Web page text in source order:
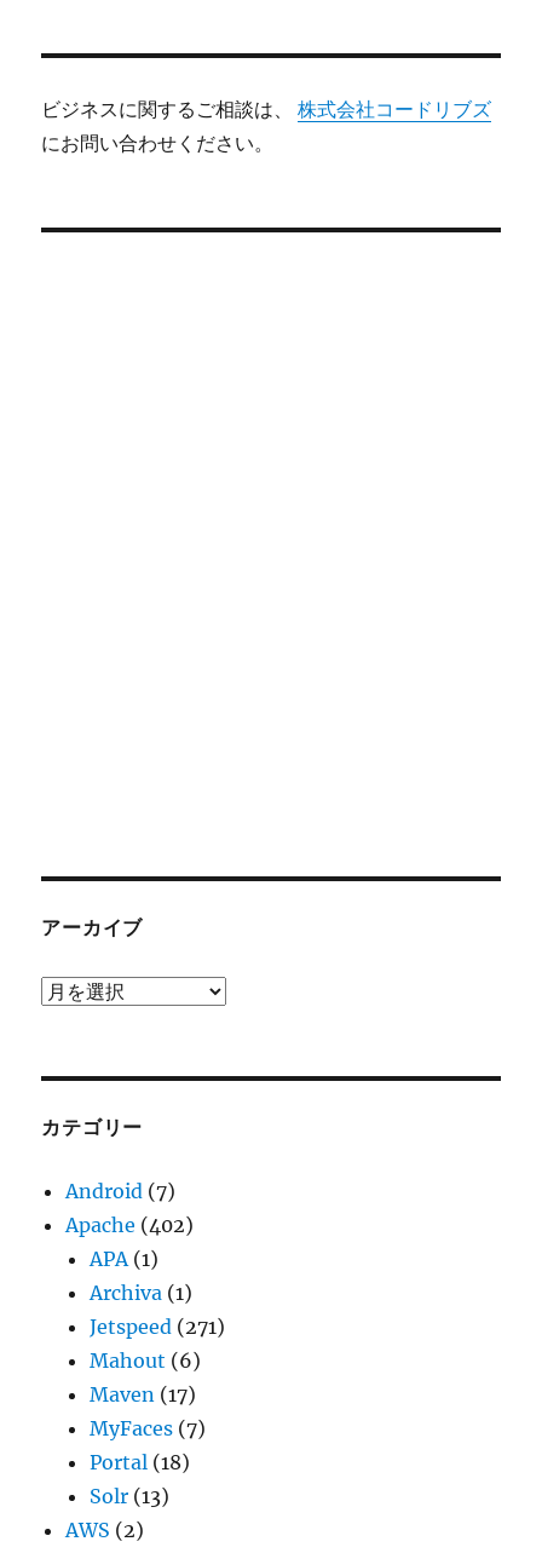
ビジネスに関するご相談は、株式会社コードリブズ
にお問い合わせください。
アーカイブ
ア
ブ
カテゴリー
Android (7)
Apache (402)
APA(1)
Archiva (1)
Jetspeed (271)
Mahout (6)
Maven (17)
MyFaces (7)
Portal (18)
Solr (13)
AWS (2)